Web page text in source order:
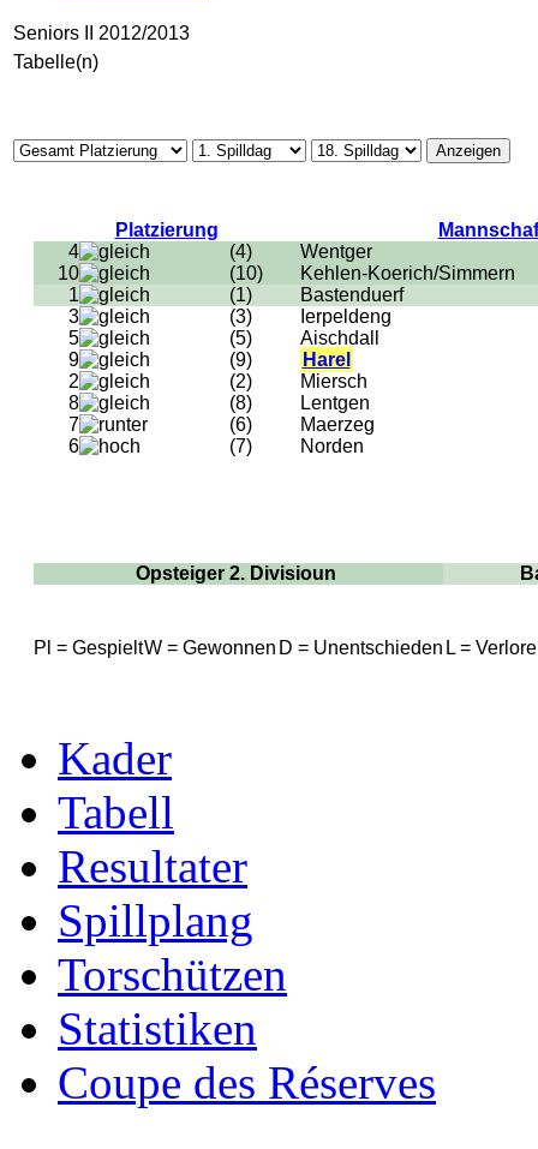
Seniors II 2012/2013
Tabelle(n)
Platzierung
4
(4)
Wentger
10
(10)
Kehlen-Koerich/Simmern
1
(1)
Bastenduerf
3
(3)
Ierpeldeng
5
(5)
Aischdall
9
(9)
Harel
2
(2)
Miersch
8
(8)
Lentgen
7
(6)
Maerzeg
6
(7) Norden
Opsteiger 2. Divisioun
Pl = GespieltW = Gewonnen D = Unentschieden L =
Kader
Tabell
Resultater
Spillplang
Torschützen
Statistiken
Coupe des Réserves